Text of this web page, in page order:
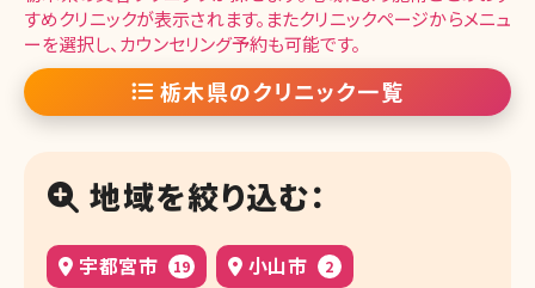
すめクリニックが表示されます。またクリニックページからメニュ
ーを選択し、カウンセリング予約も可能です。
栃木県のクリニック一覧
地域を絞り込む：
宇都宮市 19 小山市 2